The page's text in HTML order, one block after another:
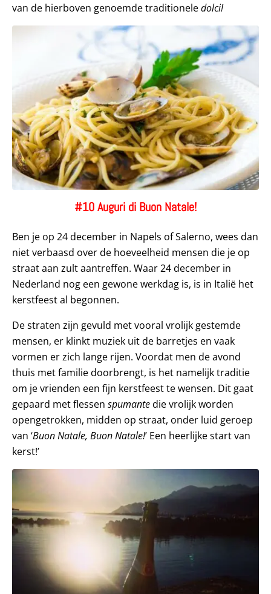
van de hierboven genoemde traditioneledolci!
#10 Auguri di Buon Natale!
Ben je op 24 december in Napels of Salerno, wees dan
niet verbaasd over de hoeveelheid mensen die je op
straat aan zult aantreffen. Waar 24 december in
Nederland nog een gewone werkdag is, is in Italië het
kerstfeest al begonnen.
De straten zijn gevuld met vooral vrolijk gestemde
mensen, er klinkt muziek uit de barretjes en vaak
vormen er zich lange rijen. Voordat men de avond
thuis met familie doorbrengt, is het namelijk traditie
om je vrienden een fijn kerstfeest te wensen. Dit gaat
gepaard met flessen spumantedie vrolijk worden
opengetrokken, midden op straat, onder luid geroep
van ‘Buon Natale, Buon Natale!’ Een heerlijke start van
kerst!’